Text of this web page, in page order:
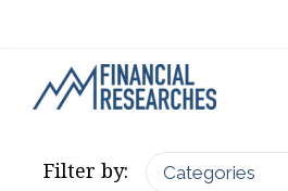
Filter by: Categories